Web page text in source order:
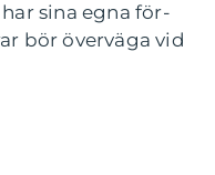
sina egna för-
bör överväga vid